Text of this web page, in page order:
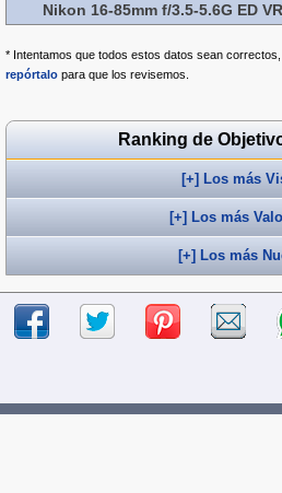
Nikon 16-85mm f/3.5-5.6G ED
* Intentamos que todos estos datos sean
repórtalo para que los revisemos.
Ranking de
[+] Los más
[+] Los más
[+] Los más